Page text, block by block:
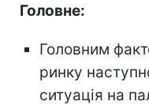
Головне:
Головним
ринку
ситуація на